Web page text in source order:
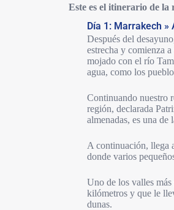
Este es el itinerario de
Día 1: Marrakech
Después del
estrecha y comienza
mojado con el río
agua, como los
Continuando nuestro
región, declarada
almenadas, es una de
A continuación, llega
donde varios
Uno de los valles
kilómetros y que le
dunas.